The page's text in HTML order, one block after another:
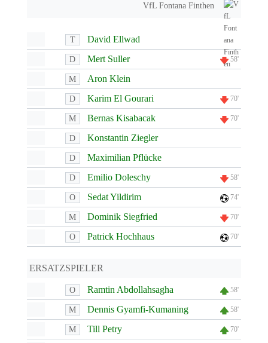
VfL Fontana Finthen
T David Ellwad
D Mert Suller 58'
M Aron Klein
D Karim El Gourari 70'
M Bernas Kisabacak 70'
D Konstantin Ziegler
D Maximilian Pflücke
D Emilio Doleschy 58'
O Sedat Yildirim 74'
M Dominik Siegfried 70'
O Patrick Hochhaus 70'
ERSATZSPIELER
O Ramtin Abdollahsagha 58'
M Dennis Gyamfi-Kumaning 58'
M Till Petry 70'